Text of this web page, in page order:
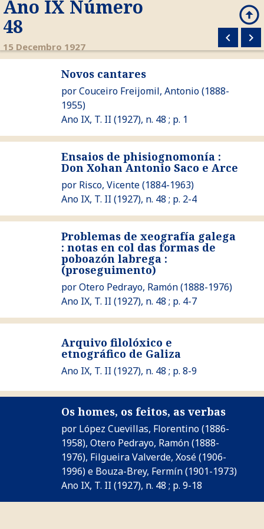
search arrow_circle_up
Ano IX Número
48
15 Decembro 1927
keyboard_arrow_left keyboard_arrow_right
Ver Novos cantaresNovos cantares
porCouceiro Freijomil, Antonio(1888-
1955)
Ano IX, T. II (1927), n. 48 ; p. 1
Ver Ensaios de phisiognomonía : Don Xohan Antonio Saco e
Ensaios de phisiognomonía :
Don Xohan Antonio Saco e Arce
por Risco, Vicente(1884-1963)
Ano IX, T. II (1927), n. 48 ; p. 2-4
Ver Problemas de xeografía galega : notas en col das
Problemas de xeografía galega
: notas en col das formas de
poboazón labrega :
(proseguimento)
porOtero Pedrayo, Ramón(1888-1976)
Ano IX, T. II (1927), n. 48 ; p. 4-7
Ver Arquivo filolóxico e etnográfico de Galiza
Arquivo filolóxico e
etnográfico de Galiza
Ano IX, T. II (1927), n. 48 ; p. 8-9
Ver Os homes, os feitos, as verbas
Os homes, os feitos, as verbas
por López Cuevillas, Florentino(1886-
1958), Otero Pedrayo, Ramón(1888-
1976), Filgueira Valverde, Xosé(1906-
1996) e Bouza-Brey, Fermín(1901-1973)
Ano IX, T. II (1927), n. 48 ; p. 9-18